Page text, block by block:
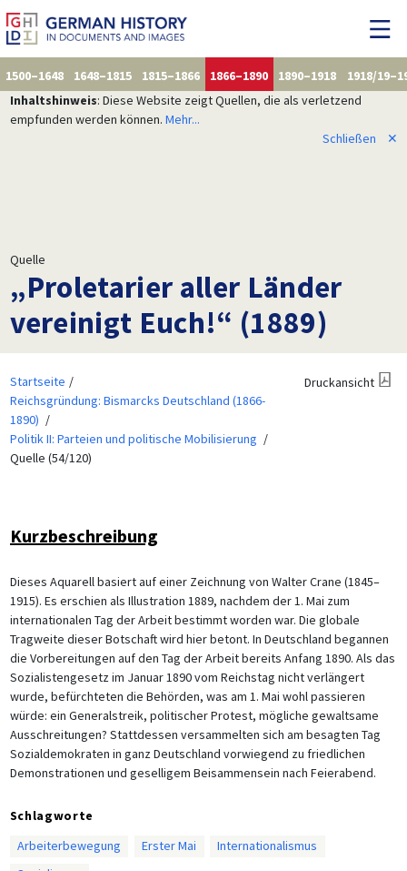
1500–1648 1648–1815 1815–1866 1866–1890 1890–1918
1918/
Inhaltshinweis: Diese Website zeigt Quellen, die als verletzend
empfunden werden können. Mehr...
Schließen
✕
Quelle
„Proletarier aller Länder
vereinigt Euch!“ (1889)
Startseite
Reichsgründung: Bismarcks Deutschland (1866-
1890)
Politik II: Parteien und politische Mobilisierung
Quelle (54/120)
Druckansicht
Kurzbeschreibung
Dieses Aquarell basiert auf einer Zeichnung von Walter Crane (1845–
1915). Es erschien als Illustration 1889, nachdem der 1. Mai zum
internationalen Tag der Arbeit bestimmt worden war. Die globale
Tragweite dieser Botschaft wird hier betont. In Deutschland begannen
die Vorbereitungen auf den Tag der Arbeit bereits Anfang 1890. Als das
Sozialistengesetz im Januar 1890 vom Reichstag nicht verlängert
wurde, befürchteten die Behörden, was am 1. Mai wohl passieren
würde: ein Generalstreik, politischer Protest, mögliche gewaltsame
Ausschreitungen? Stattdessen versammelten sich am besagten Tag
Sozialdemokraten in ganz Deutschland vorwiegend zu friedlichen
Demonstrationen und geselligem Beisammensein nach Feierabend.
Schlagworte
Arbeiterbewegung
Erster Mai
Internationalismus